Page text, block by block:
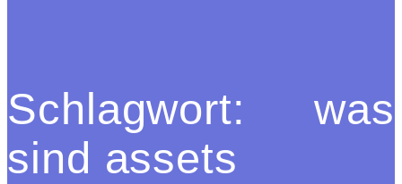
Schlagwort:was
sind assets